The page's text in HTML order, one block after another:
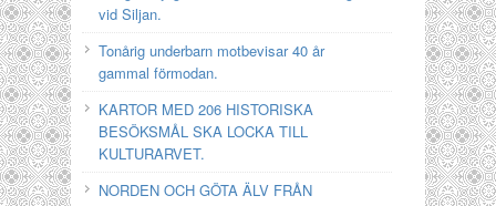
vid Siljan.
Tonårig underbarn motbevisar 40 år
gammal förmodan.
KARTOR MED 206 HISTORISKA
BESÖKSMÅL SKA LOCKA TILL
KULTURARVET.
NORDEN OCH GÖTA ÄLV FRÅN